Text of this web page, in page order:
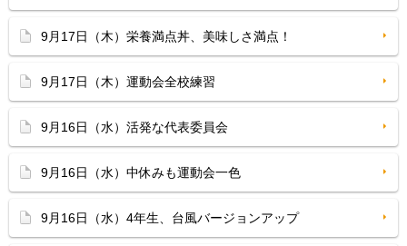
9月17日（木）栄養満点丼、美味しさ満点！
9月17日（木）運動会全校練習
9月16日（水）活発な代表委員会
9月16日（水）中休みも運動会一色
9月16日（水）4年生、台風バージョンアップ